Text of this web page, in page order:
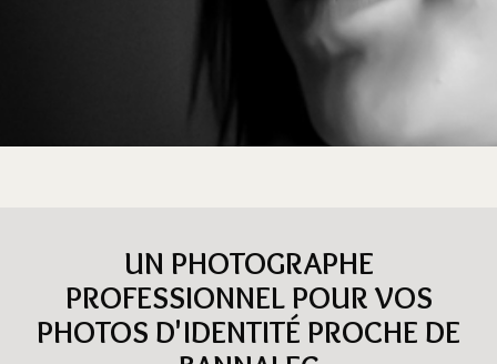
UN PHOTOGRAPHE
PROFESSIONNEL POUR VOS
PHOTOS D'IDENTITÉ PROCHE DE